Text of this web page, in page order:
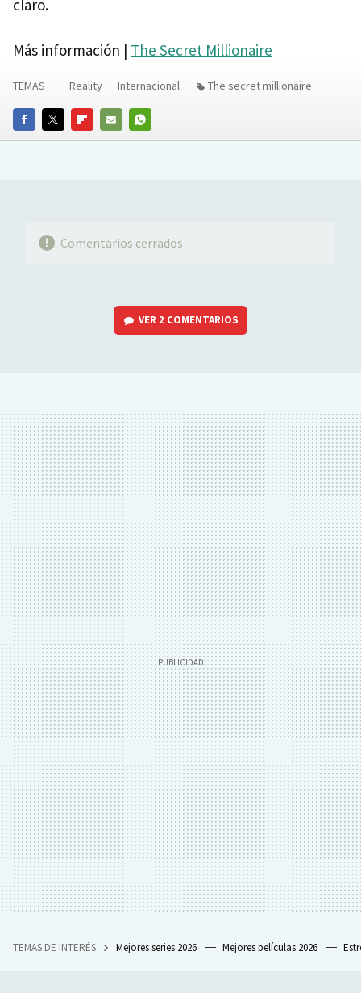
claro.
Más información | The Secret Millionaire
FACEBOOKTWITTERFLIPBOARD
E-
WHATSAPP
TEMAS Reality Internacional The secret millionaire
Comentarios cerrados
VER 2 COMENTARIOS
TEMAS DE INTERÉS Mejores series 2026 Mejores películas 2026